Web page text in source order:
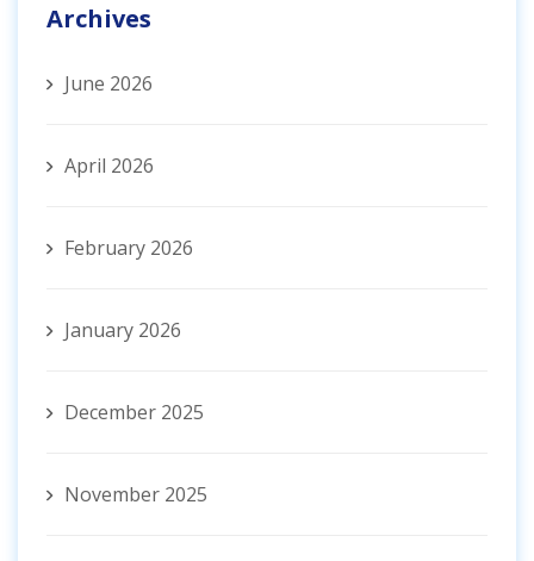
Archives
June 2026
April 2026
February 2026
January 2026
December 2025
November 2025